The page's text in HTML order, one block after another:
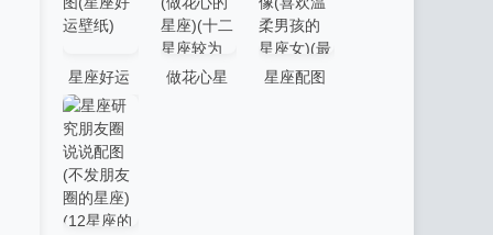
生养鱼的
星座文案
配图高清)
业文案图
片配图)(星
座图片背
星座好运
时间文案
图片配图
(星座好运
壁纸)
做花心星
星座配图